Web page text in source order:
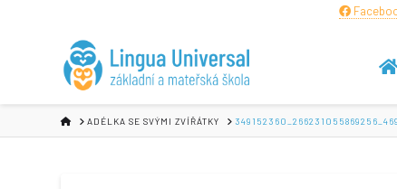
HOMEADÉLKA SE SVÝMI ZVÍŘÁTKY